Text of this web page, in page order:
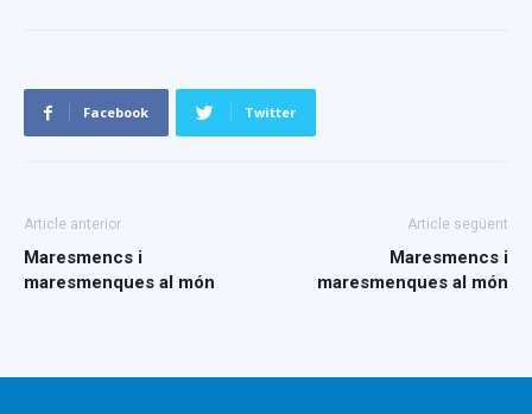
Facebook Twitter
Article anterior
Maresmencs i
maresmenques al món
Article següent
Maresmencs i
maresmenques al món